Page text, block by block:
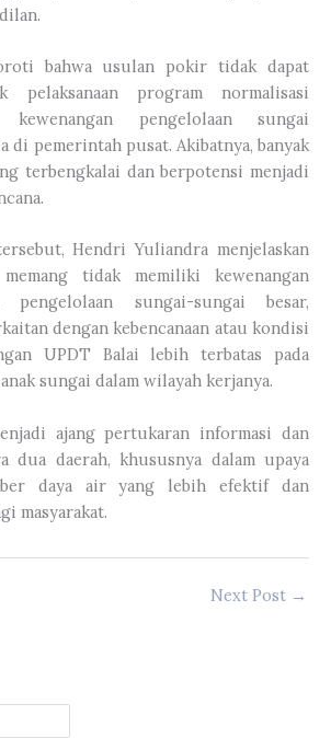
bahwa usulan pokir tidak dapat
pelaksanaan program normalisasi
pengelolaan sungai
di pemerintah pusat. Akibatnya, banyak
terbengkalai dan berpotensi menjadi
Hendri Yuliandra menjelaskan
tidak memiliki kewenangan
pengelolaan sungai-sungai besar,
dengan kebencanaan atau kondisi
UPDT Balai lebih terbatas pada
sungai dalam wilayah kerjanya.
ajang pertukaran informasi dan
dua daerah, khususnya dalam upaya
daya air yang lebih efektif dan
masyarakat.
Next Post →